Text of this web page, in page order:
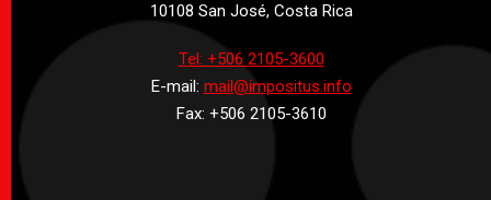
10108 San José, Costa Rica
Tel: +506 2105-3600
E-mail: mail@impositus.info
Fax: +506 2105-3610